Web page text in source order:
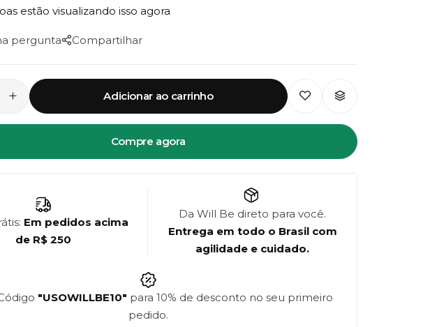
equilíbrio: cabelos leves, radiantes e cheios de vitalidade.
estão visualizando isso agora
pergunta Compartilhar
Adicionar ao carrinho
Compre agora
Em pedidos acima
de R$ 250
Da Will Be direto para você.
Entrega em todo o Brasil com
agilidade e cuidado.
"USOWILLBE10" para 10% de desconto no seu primeiro
pedido.